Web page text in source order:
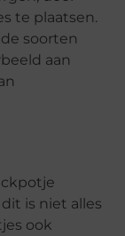
te plaatsen.
soorten
aan
is niet alles
ook